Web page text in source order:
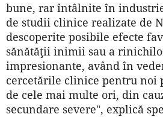
bune, rar întâlnite în
de studii clinice realizate de
descoperite posibile efecte
sănătăţii inimii sau a
impresionante, având în
cercetările clinice pentru noi
de cele mai multe ori, din
secundare severe", explică